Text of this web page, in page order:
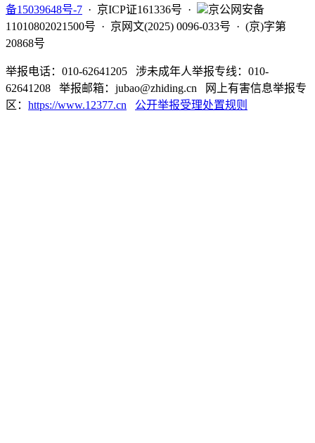
备15039648号-7 · 京ICP证161336号 ·
京公网安备
11010802021500号 · 京网文(2025) 0096-033号 · (京)字第
20868号
举报电话：010-62641205 涉未成年人举报专线：010-
62641208 举报邮箱：jubao@zhiding.cn 网上有害信息举报专
区： https://www.12377.cn 公开举报受理处置规则